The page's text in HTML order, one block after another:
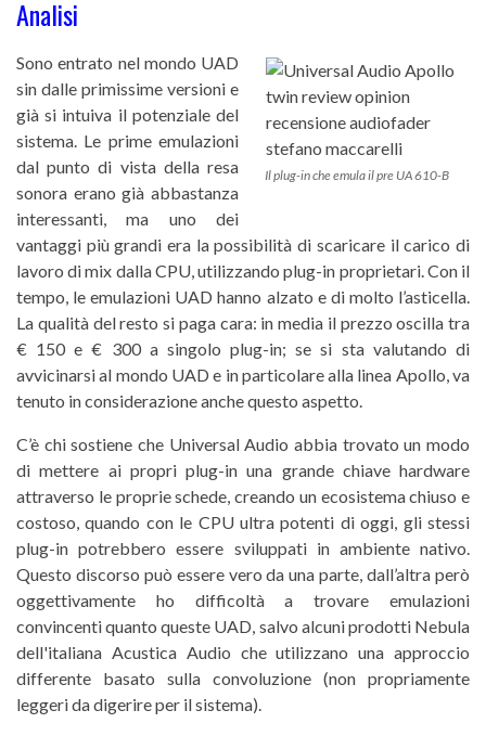
Analisi
Il plug-in che emula il pre UA 610-B
Sono entrato nel mondo UAD
sin dalle primissime versioni e
già si intuiva il potenziale del
sistema. Le prime emulazioni
dal punto di vista della resa
sonora erano già abbastanza
interessanti, ma uno dei
vantaggi più grandi era la possibilità di scaricare il carico di
lavoro di mix dalla CPU, utilizzando plug-in proprietari. Con il
tempo, le emulazioni UAD hanno alzato e di molto l’asticella.
La qualità del resto si paga cara: in media il prezzo oscilla tra
€ 150 e € 300 a singolo plug-in; se si sta valutando di
avvicinarsi al mondo UAD e in particolare alla linea Apollo, va
tenuto in considerazione anche questo aspetto.
C’è chi sostiene che Universal Audio abbia trovato un modo
di mettere ai propri plug-in una grande chiave hardware
attraverso le proprie schede, creando un ecosistema chiuso e
costoso, quando con le CPU ultra potenti di oggi, gli stessi
plug-in potrebbero essere sviluppati in ambiente nativo.
Questo discorso può essere vero da una parte, dall’altra però
oggettivamente ho difficoltà a trovare emulazioni
convincenti quanto queste UAD, salvo alcuni prodotti Nebula
dell'italiana Acustica Audio che utilizzano una approccio
differente basato sulla convoluzione (non propriamente
leggeri da digerire per il sistema).